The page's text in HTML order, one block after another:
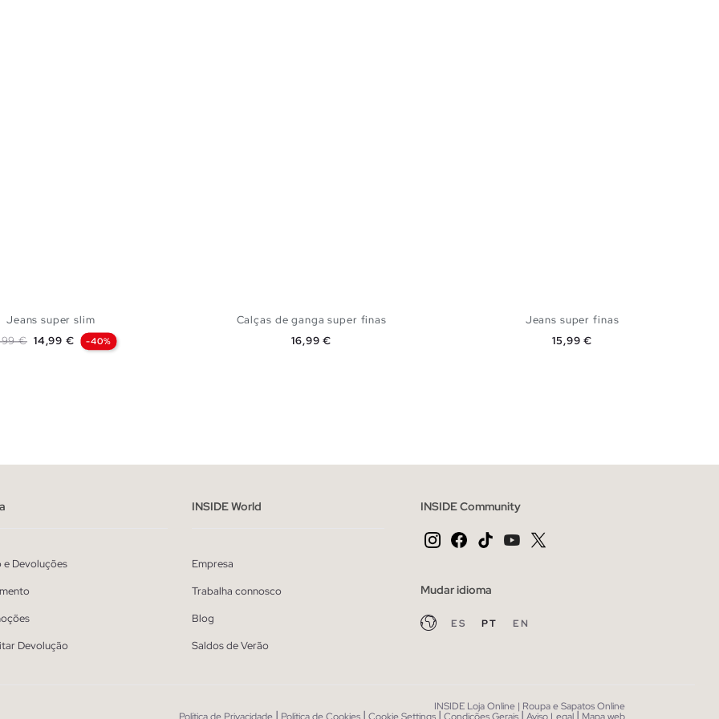
Jeans super slim
normal
€ Preço
14,99 € -40%
Calças de ganga super finas
Preço
16,99 €
Jeans super finas
Preço
15,99 €
e Devoluções
Devolução
INSIDE World
Empresa
Trabalha connosco
Blog
Saldos de Verão
INSIDE Community
Mudar idioma
ES PT EN
INSIDE Loja Online | Roupa e Sapatos Online
| | | | |